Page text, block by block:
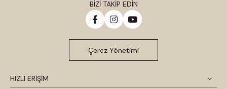
HIZLI ERİŞİM
BİZİ TAKİP EDİN
Çerez Yönetimi